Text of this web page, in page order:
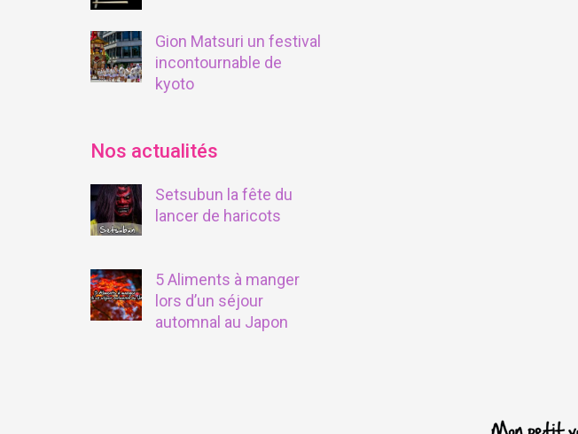
Gion Matsuri un festival
incontournable de
kyoto
Nos actualités
Setsubun la fête du
lancer de haricots
5 Aliments à manger
lors d’un séjour
automnal au Japon